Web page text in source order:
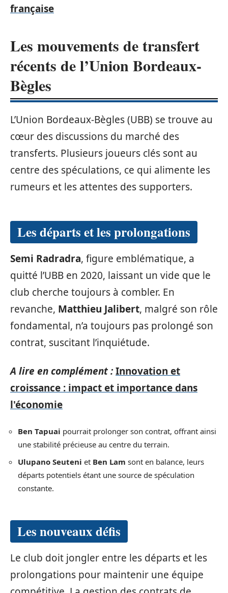
française
Les mouvements de transfert
récents de l’Union Bordeaux-
Bègles
L’Union Bordeaux-Bègles (UBB) se trouve au
cœur des discussions du marché des
transferts. Plusieurs joueurs clés sont au
centre des spéculations, ce qui alimente les
rumeurs et les attentes des supporters.
Les départs et les prolongations
Semi Radradra, figure emblématique, a
quitté l’UBB en 2020, laissant un vide que le
club cherche toujours à combler. En
revanche, Matthieu Jalibert, malgré son rôle
fondamental, n’a toujours pas prolongé son
contrat, suscitant l’inquiétude.
A lire en complément :Innovation et
croissance : impact et importance dans
l'économie
Ben Tapuai pourrait prolonger son contrat, offrant ainsi
une stabilité précieuse au centre du terrain.
Ulupano Seuteni et Ben Lam sont en balance, leurs
départs potentiels étant une source de spéculation
constante.
Les nouveaux défis
Le club doit jongler entre les départs et les
prolongations pour maintenir une équipe